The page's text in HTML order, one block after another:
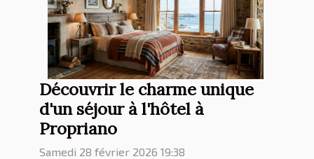
Découvrir le charme unique
d'un séjour à l'hôtel à
Propriano
Samedi 28 février 2026 19:38